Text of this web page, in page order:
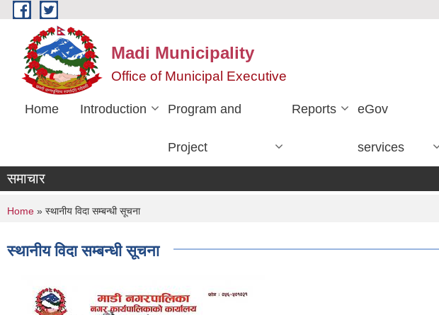
Skip to main content
Madi Municipality
Office of Municipal Executive
Home Introduction Program and
Project
Reports eGov
services
समाचार
You are here
Home » स्थानीय विदा सम्बन्धी सूचना
स्थानीय विदा सम्बन्धी सूचना